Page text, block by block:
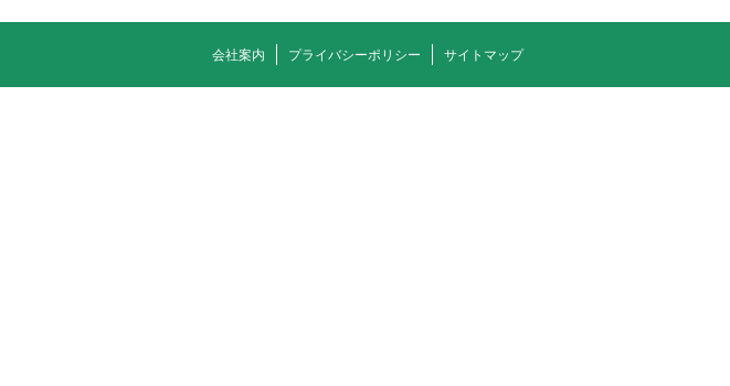
会社案内 プライバシーポリシー サイトマップ